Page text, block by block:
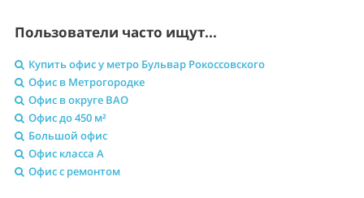
Пользователи часто ищут...
Купить офис у метро Бульвар Рокоссовского
Офис в Метрогородке
Офис в округе ВАО
Офис до 450 м²
Большой офис
Офис класса A
Офис с ремонтом